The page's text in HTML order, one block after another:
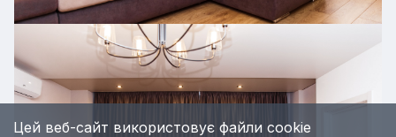
Цей веб-сайт використовує файли cookie